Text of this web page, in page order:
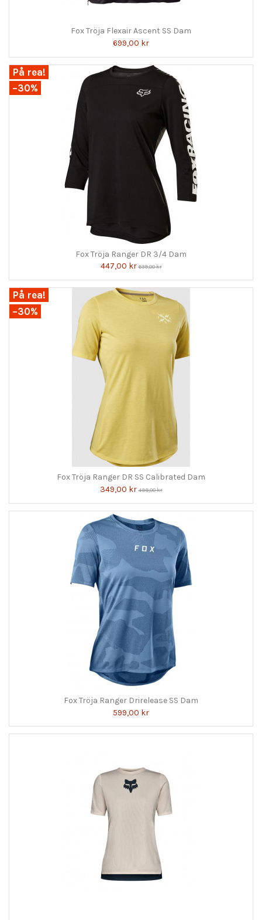
Fox Tröja Flexair Ascent SS Dam
699,00 kr
På rea!
−30%
Fox Tröja Ranger DR 3/4 Dam
447,00 kr639,00 kr
På rea!
−30%
Fox Tröja Ranger DR SS Calibrated Dam
349,00 kr499,00 kr
Fox Tröja Ranger Drirelease SS Dam
599,00 kr